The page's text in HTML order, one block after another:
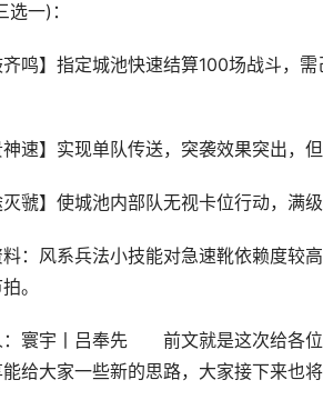
一)：
】指定城池快速结算100场战斗，需
】实现单队传送，突袭效果突出，但
】使城池内部队无视卡位行动，满级
风系兵法小技能对急速靴依赖度较高
。
宇丨吕奉先 前文就是这次给各位
给大家一些新的思路，大家接下来也